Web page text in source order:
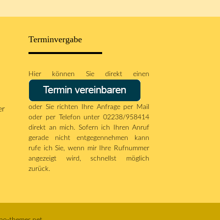
Terminvergabe
Hier können Sie direkt einen
oder Sie richten Ihre Anfrage per Mail
oder per Telefon unter 02238/958414
direkt an mich. Sofern ich Ihren Anruf
gerade nicht entgegennehmen kann
rufe ich Sie, wenn mir Ihre Rufnummer
angezeigt wird, schnellst möglich
zurück.